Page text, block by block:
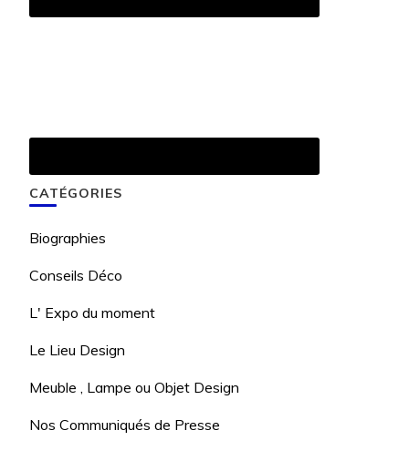
CATÉGORIES
Biographies
Conseils Déco
L' Expo du moment
Le Lieu Design
Meuble , Lampe ou Objet Design
Nos Communiqués de Presse